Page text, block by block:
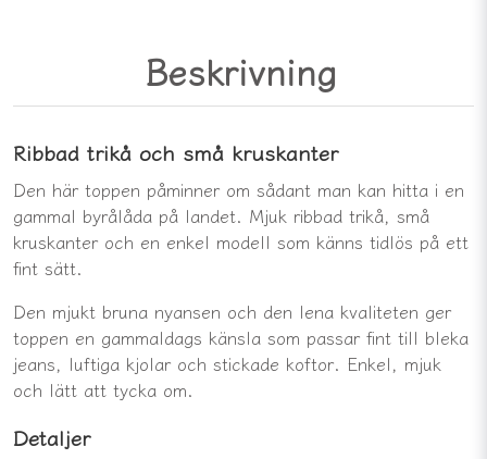
Beskrivning
Ribbad trikå och små kruskanter
Den här toppen påminner om sådant man kan hitta i en
gammal byrålåda på landet. Mjuk ribbad trikå, små
kruskanter och en enkel modell som känns tidlös på ett
fint sätt.
Den mjukt bruna nyansen och den lena kvaliteten ger
toppen en gammaldags känsla som passar fint till bleka
jeans, luftiga kjolar och stickade koftor. Enkel, mjuk
och lätt att tycka om.
Detaljer